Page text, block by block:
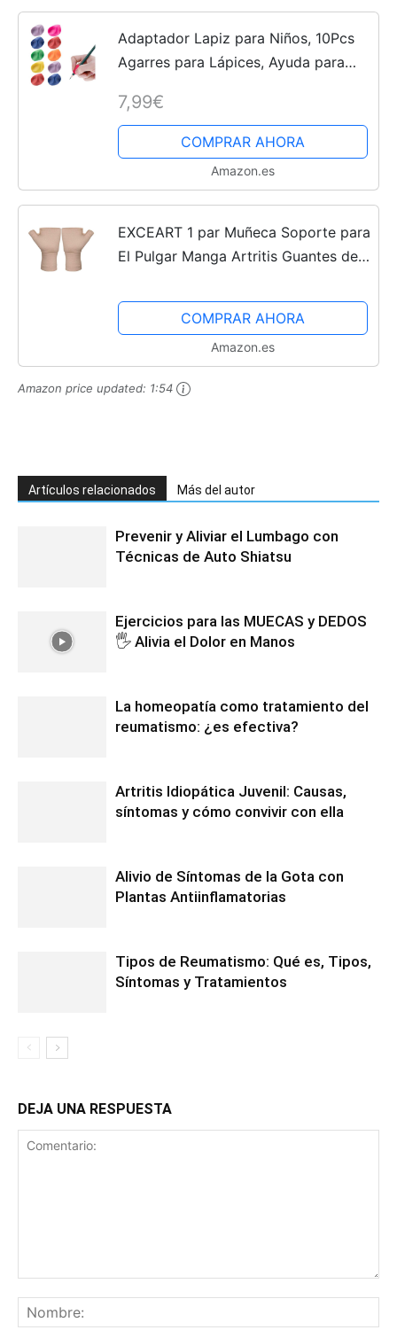
Adaptador Lapiz para Niños, 10Pcs
Agarres para Lápices, Ayuda para
Empuñadura de Lápiz Ergonómico, la
Corrección de la...
7,99€
COMPRAR AHORA
Amazon.es
EXCEART 1 par Muñeca Soporte para
El Pulgar Manga Artritis Guantes de
para La Artritis Terapia Del Túnel
Carpiano Alivio Del...
COMPRAR AHORA
Amazon.es
Amazon price updated: 1:54
Artículos relacionados Más del autor
Prevenir y Aliviar el Lumbago con
Técnicas de Auto Shiatsu
Ejercicios para las MUECAS y DEDOS
🖐️ Alivia el Dolor en Manos
La homeopatía como tratamiento del
reumatismo: ¿es efectiva?
Artritis Idiopática Juvenil: Causas,
síntomas y cómo convivir con ella
Alivio de Síntomas de la Gota con
Plantas Antiinflamatorias
Tipos de Reumatismo: Qué es, Tipos,
Síntomas y Tratamientos
DEJA UNA RESPUESTA